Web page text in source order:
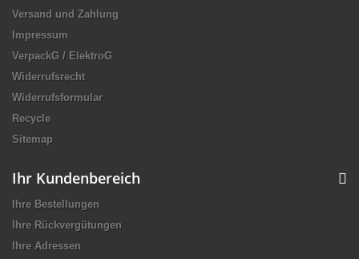
Versand und Zahlung
Impressum
VerpackG / ElektroG
Widerrufsrecht
Widerrufsformular
Recycle
Sitemap
Ihr Kundenbereich
Ihre Bestellungen
Ihre Rückvergütungen
Ihre Adressen